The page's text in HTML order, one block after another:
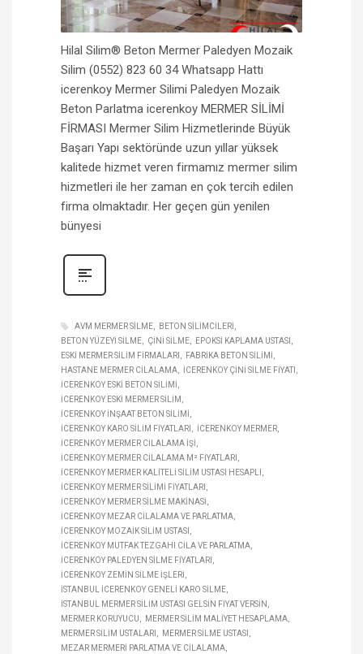
Hilal Silim® Beton Mermer Paledyen Mozaik
Silim (0552) 823 60 34 Whatsapp Hattı
icerenkoy Mermer Silimi Paledyen Mozaik
Beton Parlatma icerenkoy MERMER SİLİMİ
FİRMASI Mermer Silim Hizmetlerinde Büyük
Başarı Yapı sektöründe uzun yıllar yüksek
kalitede hizmet veren firmamız mermer silim
hizmetleri ile her zaman en çok tercih edilen
firma olmaktadır. Her geçen gün yenilen
bünyesi
AVM MERMER SILME
BETON SILIMCILERI
BETON YÜZEYI SILME
ÇINI SILME
EPOKSI KAPLAMA USTASI
ESKI MERMER SILIM FIRMALARI
FABRIKA BETON SILIMI
HASTANE MERMER CILALAMA
ICERENKOY ÇINI SILME FIYATI
ICERENKOY ESKI BETON SILIMI
ICERENKOY ESKI MERMER SILIM
ICERENKOY INŞAAT BETON SILIMI
ICERENKOY KARO SILIM FIYATLARI
ICERENKOY MERMER
ICERENKOY MERMER CILALAMA IŞI
ICERENKOY MERMER CILALAMA M² FIYATLARI
ICERENKOY MERMER KALITELI SILIM USTASI HESAPLI
ICERENKOY MERMER SILIMI FIYATLARI
ICERENKOY MERMER SILME MAKINASI
ICERENKOY MEZAR CILALAMA VE PARLATMA
ICERENKOY MOZAIK SILIM USTASI
ICERENKOY MUTFAK TEZGAHI CILA VE PARLATMA
ICERENKOY PALEDYEN SILME FIYATLARI
ICERENKOY ZEMIN SILME IŞLERI
İSTANBUL ICERENKOY GENELI KARO SILME
İSTANBUL MERMER SILIM USTASI GELSIN FIYAT VERSIN
MERMER KORUYUCU
MERMER SILIM MALIYET HESAPLAMA
MERMER SILIM USTALARI
MERMER SILME USTASI
MEZAR MERMERI PARLATMA VE CILALAMA